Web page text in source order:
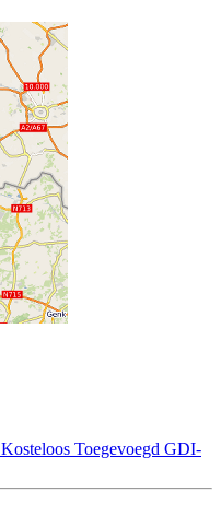
Kosteloos Toegevoegd GDI-